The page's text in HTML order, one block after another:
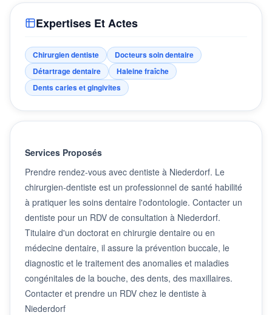
Expertises Et Actes
Chirurgien dentiste
Docteurs soin dentaire
Détartrage dentaire
Haleine fraîche
Dents caries et gingivites
Services Proposés
Prendre rendez-vous avec dentiste à Niederdorf. Le
chirurgien-dentiste est un professionnel de santé habilité
à pratiquer les soins dentaire l'odontologie. Contacter un
dentiste pour un RDV de consultation à Niederdorf.
Titulaire d'un doctorat en chirurgie dentaire ou en
médecine dentaire, il assure la prévention buccale, le
diagnostic et le traitement des anomalies et maladies
congénitales de la bouche, des dents, des maxillaires.
Contacter et prendre un RDV chez le dentiste à
Niederdorf